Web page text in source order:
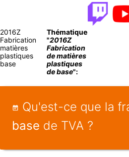
2016Z
Fabrication
matières
plastiques
base
Thématique
"2016Z
Fabrication
de matières
plastiques
de base":
Qu'est-ce que la
base de TVA ?